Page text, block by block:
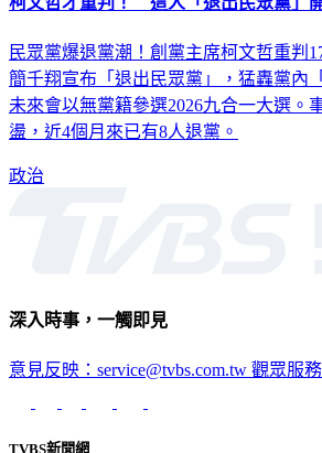
民眾黨爆退黨潮！創黨主席柯文哲重判
簡千翔宣布「退出民眾黨」，猛轟黨內
未來會以無黨籍參選2026九合一大選。
盪，近4個月來已有8人退黨。
政治
深入時事，一觸即見
意見反映：service@tvbs.com.tw 觀眾服
TVBS新聞網